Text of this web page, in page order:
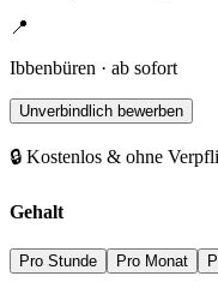
📍
Ibbenbüren · ab sofort
Unverbindlich bewerben
🔒 Kostenlos & ohne
Gehalt
Pro Stunde Pro Monat